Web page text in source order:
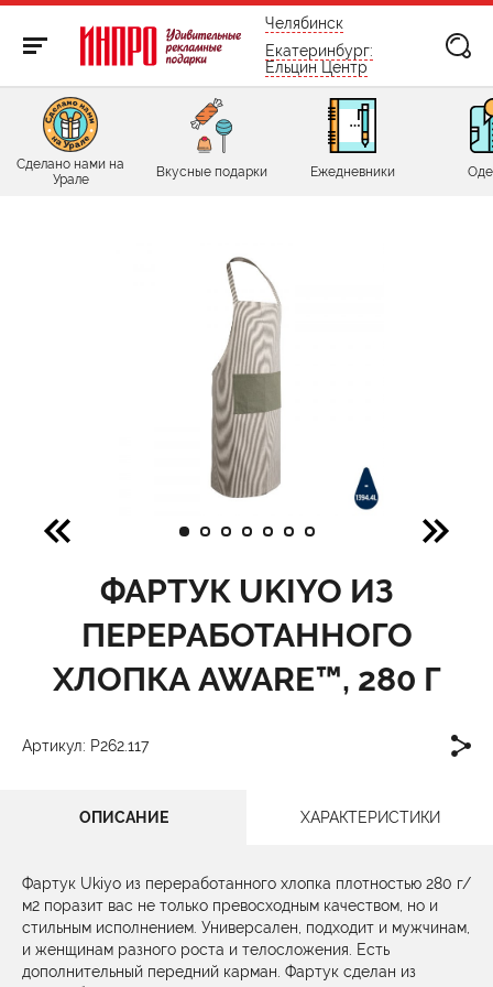
бесплатно по России
Челябинск
Екатеринбург:
Ельцин Центр
Сделано нами на
Урале
Вкусные подарки Ежедневники
ФАРТУК UKIYO ИЗ
ПЕРЕРАБОТАННОГО
ХЛОПКА AWARE™, 280 Г
Артикул: P262.117
ОПИСАНИЕ ХАРАКТЕРИСТИКИ
Фартук Ukiyo из переработанного хлопка плотностью 280 г/
м2 поразит вас не только превосходным качеством, но и
стильным исполнением. Универсален, подходит и мужчинам,
и женщинам разного роста и телосложения. Есть
дополнительный передний карман. Фартук сделан из